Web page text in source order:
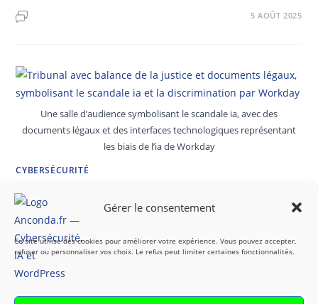
Gérer le consentement
Ce site utilise des cookies pour améliorer votre expérience. Vous pouvez accepter,
refuser ou personnaliser vos choix. Le refus peut limiter certaines fonctionnalités.
5 AOÛT 2025
Une salle d’audience symbolisant le scandale ia, avec des
documents légaux et des interfaces technologiques représentant
les biais de l’ia de Workday
CYBERSÉCURITÉ
scandale ia : workday face à la
justice pour discrimination
l’intelligence artificielle (ia) transforme le recrutement, mais
un scandale ia éclate. derek mobley accuse workday, leader